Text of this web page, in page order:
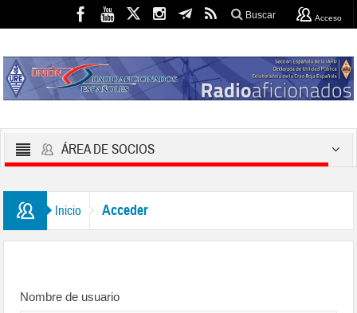
Buscar Acceso
ÁREA DE SOCIOS
Inicio Acceder
Nombre de usuario